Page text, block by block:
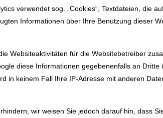
verwendet sog. „Cookies“, Textdateien, die
Informationen über Ihre Benutzung dieser
Websiteaktivitäten für die Websitebetreiber
diese Informationen gegebenenfalls an Dritte
in keinem Fall Ihre IP-Adresse mit anderen
wir weisen Sie jedoch darauf hin, dass